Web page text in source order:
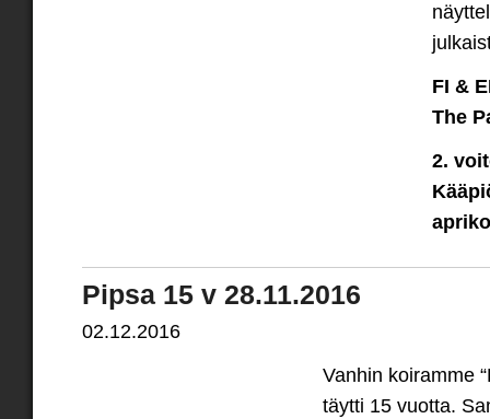
FI &
The
2.
Pipsa 15 v 28.11.2016
02.12.2016
Vanhin koiramme
täytti 15 vuotta.